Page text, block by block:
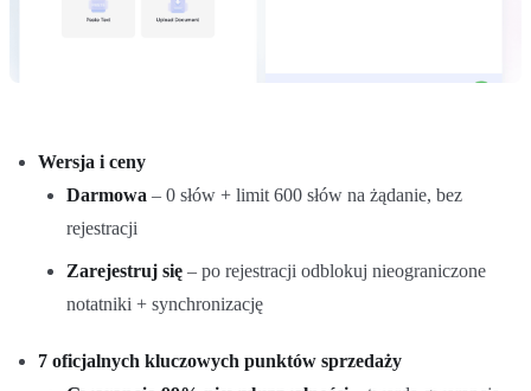
Wersja i ceny
Darmowa – 0 słów + limit 600 słów na żądanie, bez
rejestracji
Zarejestruj się – po rejestracji odblokuj nieograniczone
notatniki + synchronizację
7 oficjalnych kluczowych punktów sprzedaży